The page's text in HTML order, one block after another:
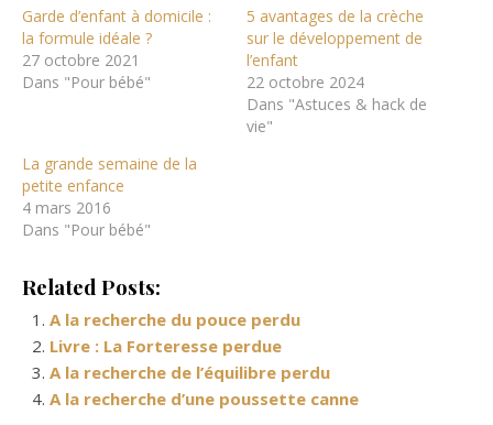
Garde d’enfant à domicile :
la formule idéale ?
27 octobre 2021
Dans "Pour bébé"
5 avantages de la crèche
sur le développement de
l’enfant
22 octobre 2024
Dans "Astuces & hack de
vie"
La grande semaine de la
petite enfance
4 mars 2016
Dans "Pour bébé"
Related Posts:
A la recherche du pouce perdu
Livre : La Forteresse perdue
A la recherche de l’équilibre perdu
A la recherche d’une poussette canne